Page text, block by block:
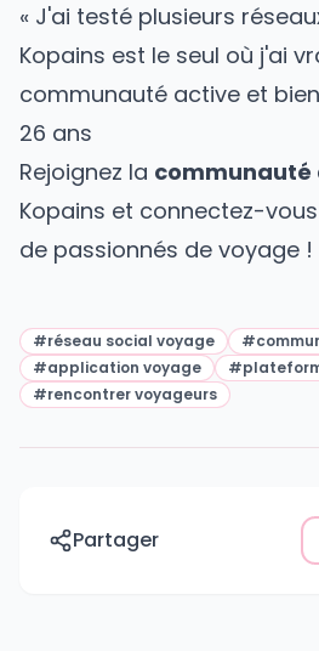
« J'ai testé plusieurs
Kopains est le seul où j'ai
communauté active et
26 ans
Rejoignez la communauté
Kopains et connectez-
de passionnés de voyage !
#réseau social voyage #
#application voyage #
#rencontrer voyageurs
Partager